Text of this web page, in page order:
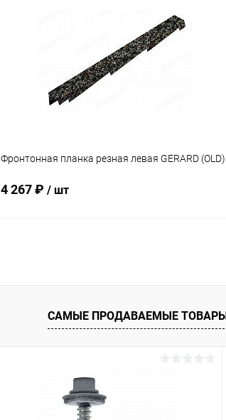
Сравнение
Фронтонная планка резная левая GERARD (OLD)
4 267 ₽ / шт
Купить в 1 клик Сравнение
В избранное Под заказ
САМЫЕ ПРОДАВАЕМЫЕ ТОВАРЫ